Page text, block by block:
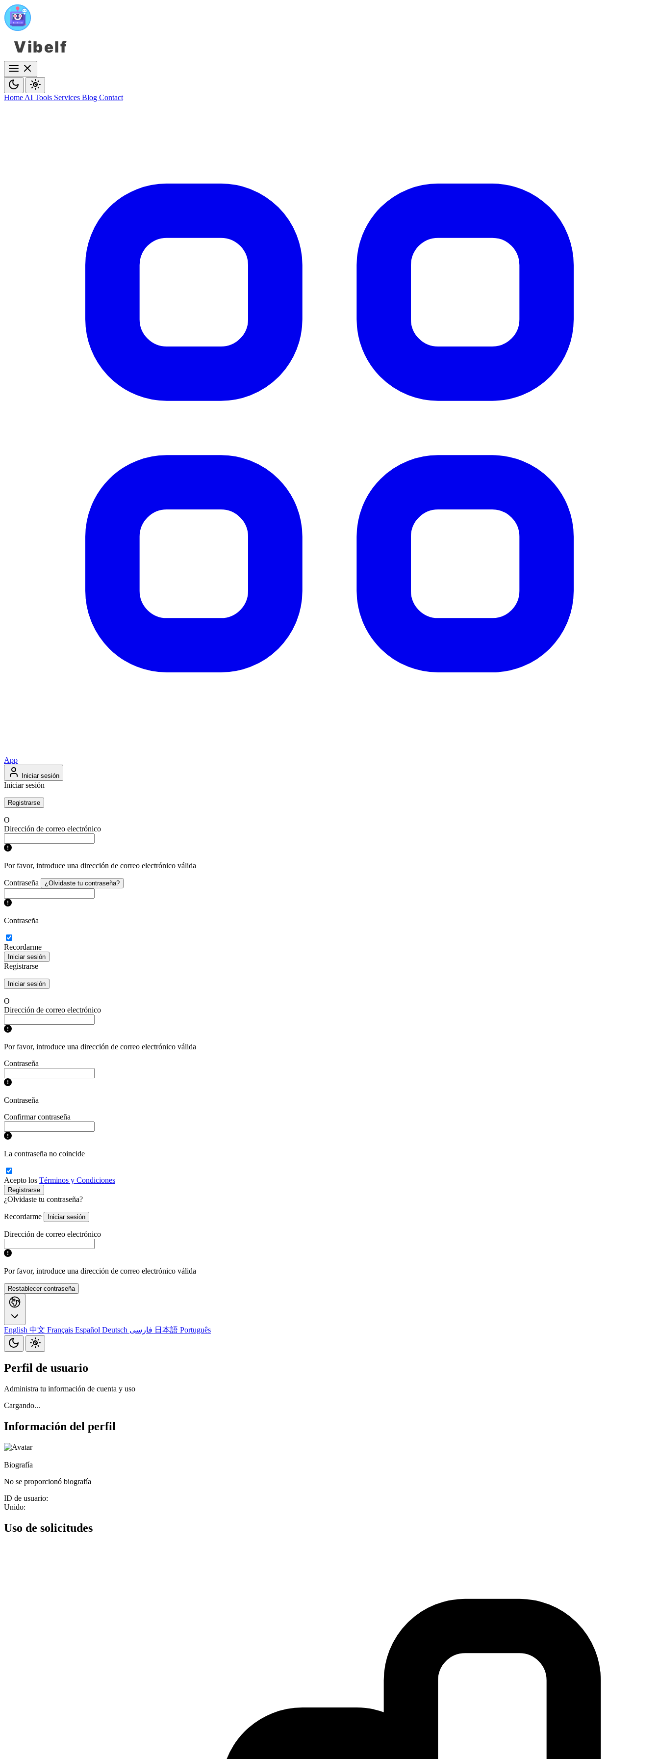
Vibelf
Home AI Tools Services Blog Contact
App
Iniciar sesión
Iniciar sesión
Registrarse
O
Dirección de correo electrónico
Por favor, introduce una dirección de correo electrónico válida
Contraseña ¿Olvidaste tu contraseña?
Contraseña
Recordarme
Iniciar sesión
Registrarse
Iniciar sesión
O
Dirección de correo electrónico
Por favor, introduce una dirección de correo electrónico válida
Contraseña
Contraseña
Confirmar contraseña
La contraseña no coincide
Acepto los Términos y Condiciones
Registrarse
¿Olvidaste tu contraseña?
Recordarme Iniciar sesión
Dirección de correo electrónico
Por favor, introduce una dirección de correo electrónico válida
Restablecer contraseña
English 中文 Français Español Deutsch 日本語 Português
Perfil de usuario
Administra tu información de cuenta y uso
Cargando...
Información del perfil
Biografía
No se proporcionó biografía
ID de usuario:
Unido:
Uso de solicitudes